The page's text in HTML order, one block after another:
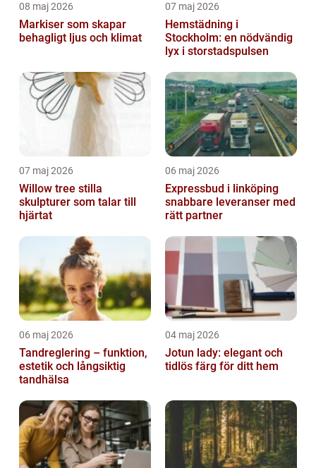
08 maj 2026
Markiser som skapar
behagligt ljus och klimat
07 maj 2026
Hemstädning i
Stockholm: en nödvändig
lyx i storstadspulsen
07 maj 2026
Willow tree stilla
skulpturer som talar till
hjärtat
06 maj 2026
Expressbud i linköping
snabbare leveranser med
rätt partner
06 maj 2026
Tandreglering – funktion,
estetik och långsiktig
tandhälsa
04 maj 2026
Jotun lady: elegant och
tidlös färg för ditt hem